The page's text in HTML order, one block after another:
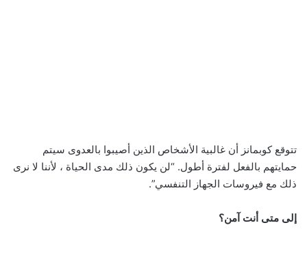
تتوقع كوبمانز أن غالبية الأشخاص الذين أصيبوا بالعدوى سيتم
حمايتهم بالفعل لفترة أطول. “لن يكون ذلك مدى الحياة ، لأننا لا نرى
ذلك مع فيروسات الجهاز التنفسي”.
إلى متى أنت آمن؟